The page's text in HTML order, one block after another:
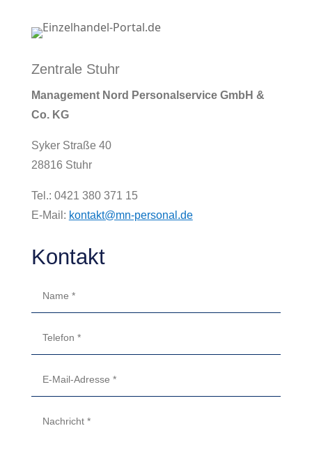
Zentrale Stuhr
Management Nord Personalservice GmbH &
Co. KG
Syker Straße 40
28816 Stuhr
Tel.: 0421 380 371 15
E-Mail: kontakt@mn-personal.de
Kontakt